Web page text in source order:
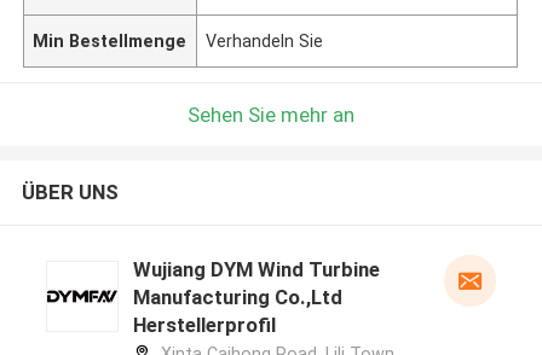
Min Bestellmenge Verhandeln Sie
Sehen Sie mehr an
ÜBER UNS
Wujiang DYM Wind Turbine
Manufacturing Co.,Ltd
Herstellerprofil